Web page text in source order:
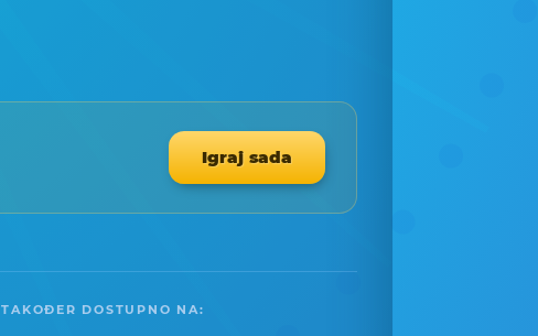
Igraj sada
TAKOĐER DOSTUPNO NA: